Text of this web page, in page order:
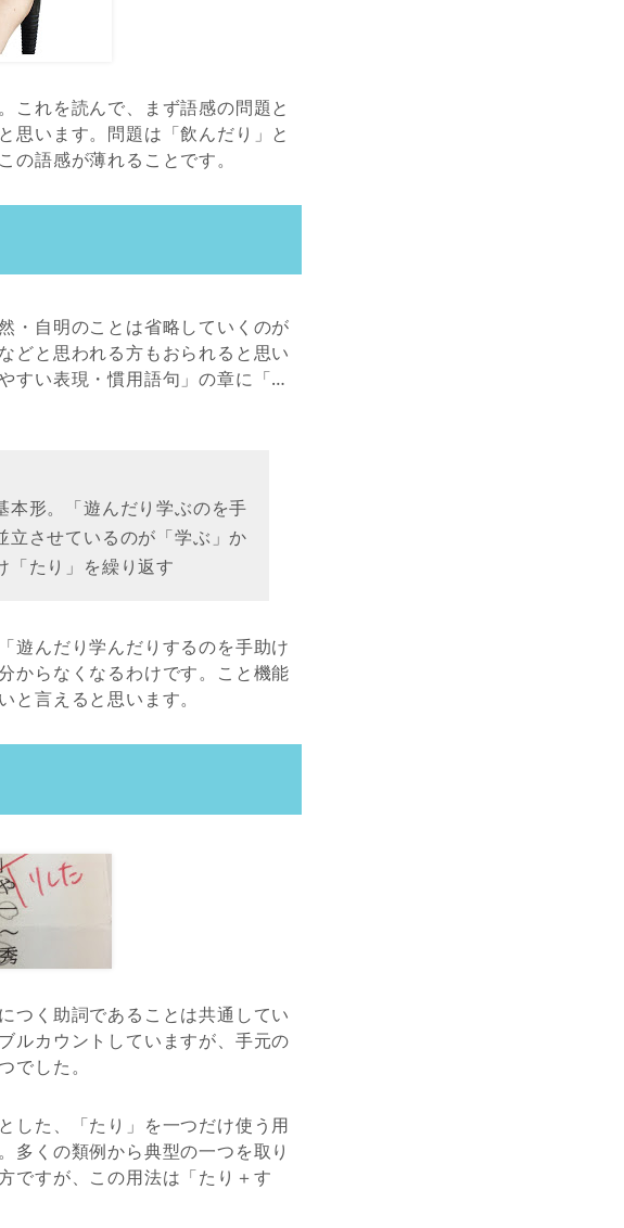
これを読んで、まず語感の問題と
思います。問題は「飲んだり」と
の語感が薄れることです。
・自明のことは省略していくのが
どと思われる方もおられると思い
すい表現・慣用語句」の章に「…
本形。「遊んだり学ぶのを手
立させているのが「学ぶ」か
「たり」を繰り返す
遊んだり学んだりするのを手助け
からなくなるわけです。こと機能
言えると思います。
つく助詞であることは共通してい
ルカウントしていますが、手元の
でした。
した、「たり」を一つだけ使う用
多くの類例から典型の一つを取り
ですが、この用法は「たり＋す